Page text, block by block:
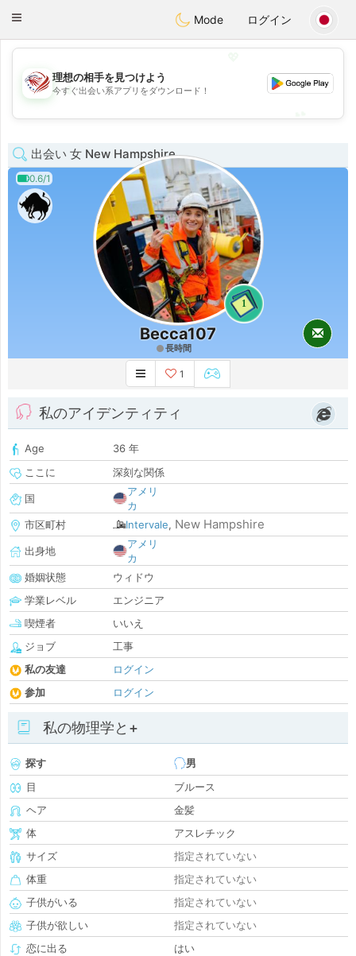
StatesDating
Toggle
Mode ログイン
💖
💕
理想の相手を見つけよう
今すぐ出会い系アプリをダウンロード！
出会い 女 New Hampshire
0.6/1
1
Becca107
長時間
1
私のアイデンティティ
Age
36 年
ここに
深刻な関係
国
アメリ
カ
市区町村
Intervale, New Hampshire
出身地
アメリ
カ
婚姻状態
ウィドウ
学業レベル
エンジニア
喫煙者
いいえ
ジョブ
工事
私の友達
ログイン
参加
ログイン
私の物理学と+
探す
男
目
ブルース
ヘア
金髪
体
アスレチック
サイズ
指定されていない
体重
指定されていない
子供がいる
指定されていない
子供が欲しい
指定されていない
恋に出る
はい